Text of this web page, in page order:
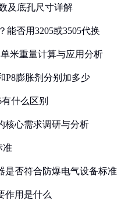
及底孔尺寸详解
能否用3205或3505代换
米重量计算与应用分析
P8膨胀剂分别加多少
什么区别
核心需求调研与分析
准
是否符合防爆电气设备标准
作用是什么